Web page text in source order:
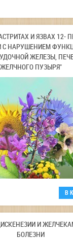
И ЯЗВАХ 12-
С НАРУШЕНИЕМ
ЖЕЛЕЗЫ,
ЖЕЛЧНОГО ПУЗЫРЯ"
И
БОЛЕЗНИ